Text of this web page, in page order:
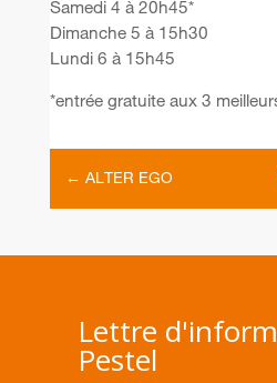
Samedi 4 à 20h45*
Dimanche 5 à 15h30
Lundi 6 à 15h45
*entrée gratuite aux 3
← ALTER EGO
Lettre
Pestel